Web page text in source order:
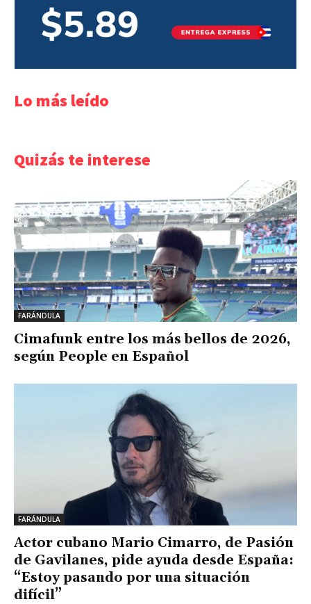
Lo más leído
Quizás te interese
FARÁNDULA
Cimafunk entre los más bellos de 2026,
según People en Español
FARÁNDULA
Actor cubano Mario Cimarro, de Pasión
de Gavilanes, pide ayuda desde España:
“Estoy pasando por una situación
difícil”